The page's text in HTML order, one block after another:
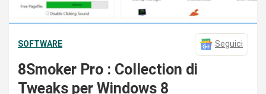
SOFTWARE Seguici
8Smoker Pro : Collection di
Tweaks per Windows 8